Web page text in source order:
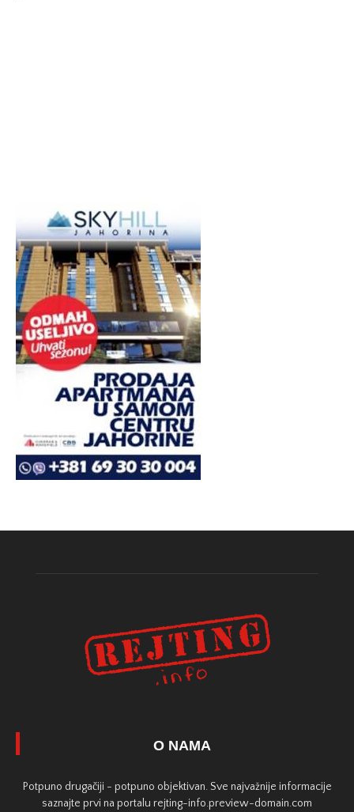
O NAMA
Potpuno drugačiji - potpuno objektivan. Sve najvažnije informacije
saznajte prvi na portalu rejting-info.preview-domain.com